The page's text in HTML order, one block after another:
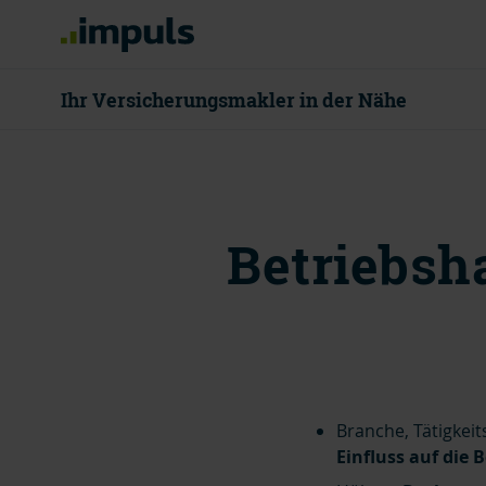
Ihr Versicherungsmakler in der Nähe
Mo - Do 8 -
Beratung
Branche,
Einfluss auf die